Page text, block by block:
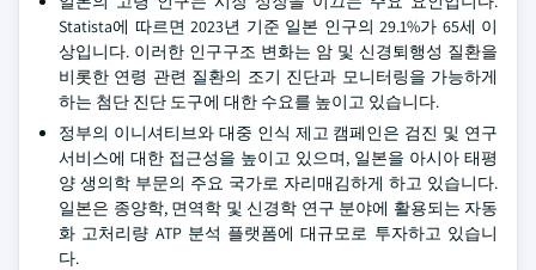
Statista에 따르면 2023년 기준 일본 인구의 29.1%가 65세 이
상입니다. 이러한 인구구조 변화는 암 및 신경퇴행성 질환을
비롯한 연령 관련 질환의 조기 진단과 모니터링을 가능하게
하는 첨단 진단 도구에 대한 수요를 높이고 있습니다.
정부의 이니셔티브와 대중 인식 제고 캠페인은 검진 및 연구
서비스에 대한 접근성을 높이고 있으며, 일본을 아시아 태평
양 생의학 부문의 주요 국가로 자리매김하게 하고 있습니다.
일본은 종양학, 면역학 및 신경학 연구 분야에 활용되는 자동
화 고처리량 ATP 분석 플랫폼에 대규모로 투자하고 있습니
다.